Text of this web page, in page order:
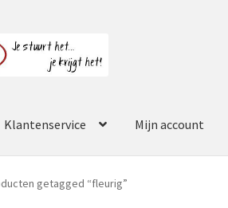
Klantenservice Mijn account
getagged “fleurig”